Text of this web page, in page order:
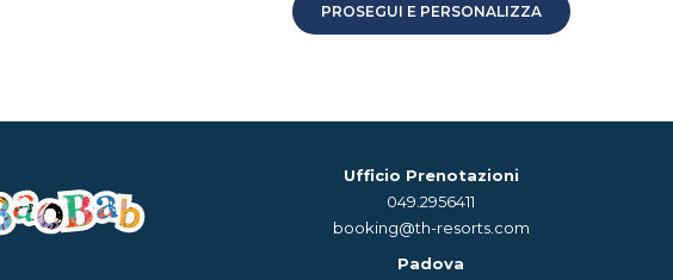
PROSEGUI E PERSONALIZZA
Ufficio Prenotazioni
049.2956411
booking@th-resorts.com
Padova